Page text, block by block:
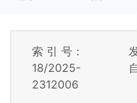
索 引 号：
18/2025-
2312006